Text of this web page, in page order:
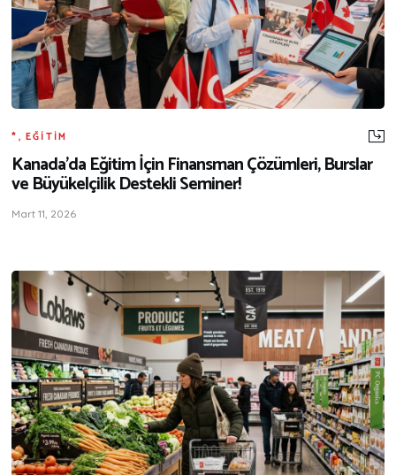
*,EĞITIM
Kanada’da Eğitim İçin Finansman Çözümleri, Burslar
ve Büyükelçilik Destekli Seminer!
Mart 11, 2026